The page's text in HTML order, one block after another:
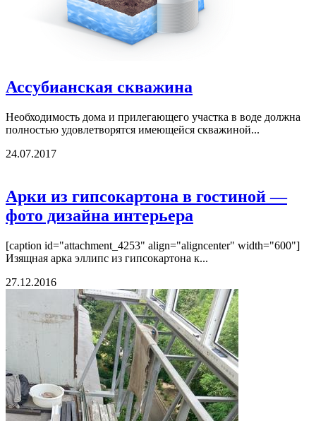
Ассубианская скважина
Необходимость дома и прилегающего участка в воде должна
полностью удовлетворятся имеющейся скважиной...
24.07.2017
Арки из гипсокартона в гостиной —
фото дизайна интерьера
[caption id="attachment_4253" align="aligncenter" width="600"]
Изящная арка эллипс из гипсокартона к...
27.12.2016